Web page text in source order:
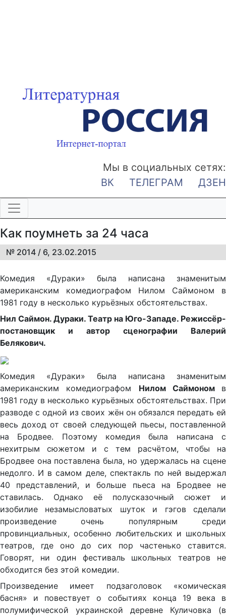
Мы в социальных сетях:
ВК
ТЕЛЕГРАМ ДЗЕН
Как поумнеть за 24 часа
№ 2014 / 6, 23.02.2015
Комедия «Дураки» была написана знаменитым
американским комедиографом Нилом Саймоном в
1981 году в несколько курьёзных обстоятельствах.
Нил Саймон. Дураки. Театр на Юго-Западе. Режиссёр-
постановщик и автор сценографии Валерий
Белякович.
Комедия «Дураки» была написана знаменитым
американским комедиографом Нилом Саймоном в
1981 году в несколько курьёзных обстоятельствах. При
разводе с одной из своих жён он обязался передать ей
весь доход от своей следующей пьесы, поставленной
на Бродвее. Поэтому комедия была написана с
нехитрым сюжетом и с тем расчётом, чтобы на
Бродвее она поставлена была, но удержалась на сцене
недолго. И в самом деле, спектакль по ней выдержал
40 представлений, и больше пьеса на Бродвее не
ставилась. Однако её полусказочный сюжет и
изобилие незамысловатых шуток и гэгов сделали
произведение очень популярным среди
провинциальных, особенно любительских и школьных
театров, где оно до сих пор частенько ставится.
Говорят, ни один фестиваль школьных театров не
обходится без этой комедии.
Произведение имеет подзаголовок «комическая
басня» и повествует о событиях конца 19 века в
полумифической украинской деревне Куличовка (в